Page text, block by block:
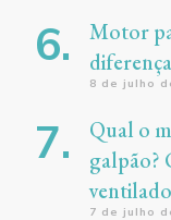
Motor
8 de julho
Qual o
galpão?
7 de julho